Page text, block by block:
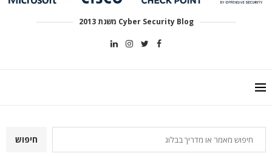
Cyber Security Blog משנת 2013
חיפוש